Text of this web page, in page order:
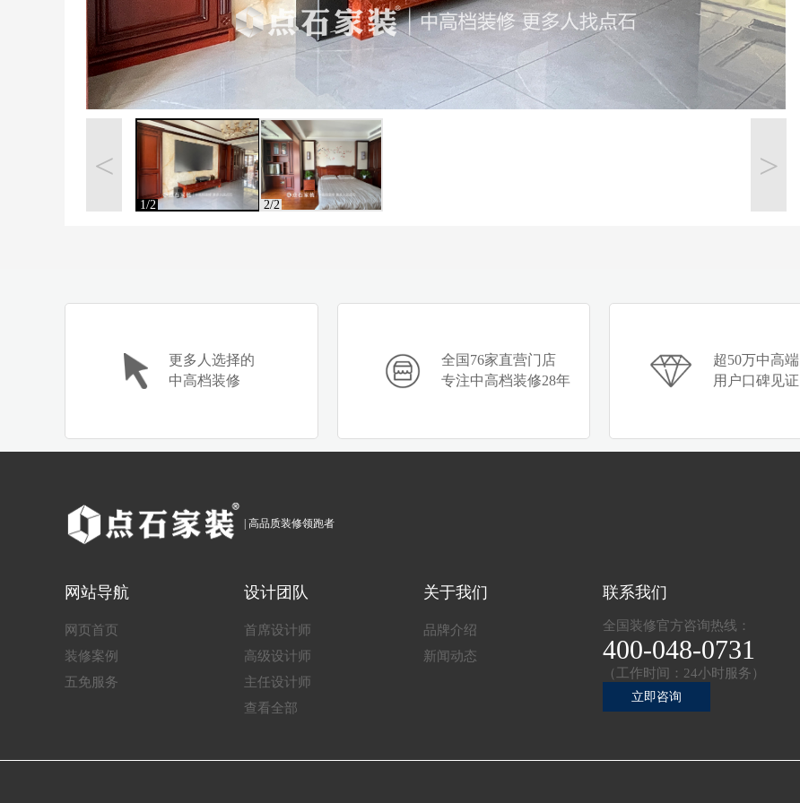
< >
1/2 2/2
更多人选择的
中高档装修
全国76家直营门店
专注中高档装修28年
超50万中高端
用户口碑见证
| 高品质装修领跑者
网站导航
网页首页
装修案例
五免服务
设计团队
首席设计师
高级设计师
主任设计师
查看全部
关于我们
品牌介绍
新闻动态
联系我们
全国装修官方咨询热线：
400-048-0731
（工作时间：24小时服务）
立即咨询